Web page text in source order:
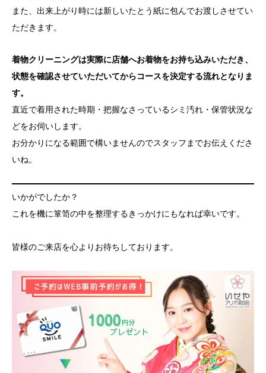
また、出来上がり時には新しいたとう紙に包んでお渡しさせてい
ただきます。
着物クリーニングは実際に店舗へお着物をお持ち込みいただき、
状態を確認させていただいてからコースを決定する流れとなりま
す。
直近で着用された時期・把握なさっているシミ汚れ・保管状況な
どをお伺いします。
お分かりになる範囲で構いませんのでスタッフまでお伝えくださ
いね。
いかがでしたか？
これを機に箪笥の中を整理するきっかけにもなれば幸いです。
皆様のご来店を心よりお待ちしております。